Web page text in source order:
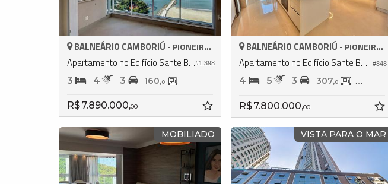
#1.398
BALNEÁRIO CAMBORIÚ - PIONEIROS
Apartamento no Edifício Sante Boutique Residence
3 4 3 160,0
R$ 7.890.000,00
#848
BALNEÁRIO CAMBORIÚ - PIONEIROS
Apartamento no Edifício Sante Boutique Residence
4 5 3 307,0 160,
R$ 7.800.000,00
MOBILIADO VISTA PARA O MAR